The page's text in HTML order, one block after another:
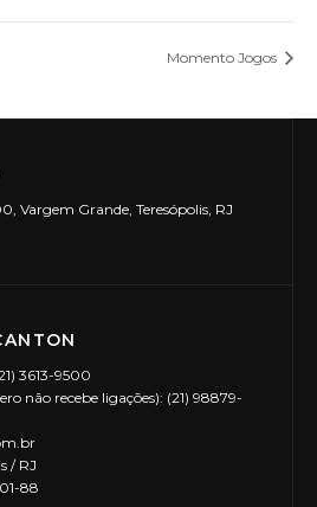
Momento Jogos
Vargem Grande, Teresópolis, RJ
3613-9500
não recebe ligações): (21) 98879-
/ RJ
88